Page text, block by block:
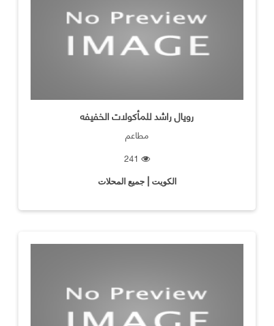
رويال راشد للمأكولات الخفيفه
مطاعم
الكويت | جميع المحلات